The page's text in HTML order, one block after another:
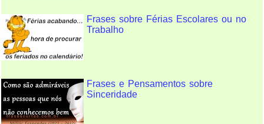
Frases sobre Férias Escolares ou no
Trabalho
Frases e Pensamentos sobre
Sinceridade